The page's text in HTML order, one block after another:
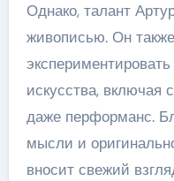
Однако, талант
живописью. Он
искусства, включая
даже перформанс.
мысли и
вносит свежий